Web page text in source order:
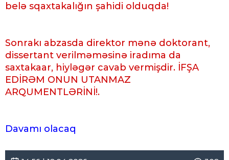
belə sqaxtakalığın şahidi olduqda!
Sonrakı abzasda direktor mənə doktorant,
dissertant verilməməsinə iradıma da
saxtakaar, hiyləgər cavab vermişdir. İFŞA
EDİRƏM ONUN UTANMAZ
ARQUMENTLƏRİNİ!.
Davamı olacaq